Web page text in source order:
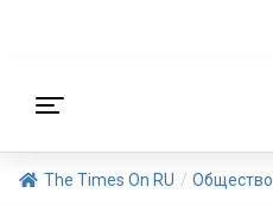
The Times On RU / Общество